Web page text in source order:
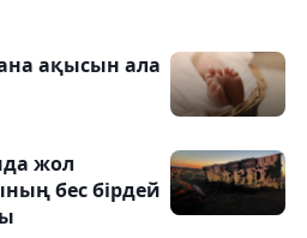
ақысын ала
жол
бес бірдей